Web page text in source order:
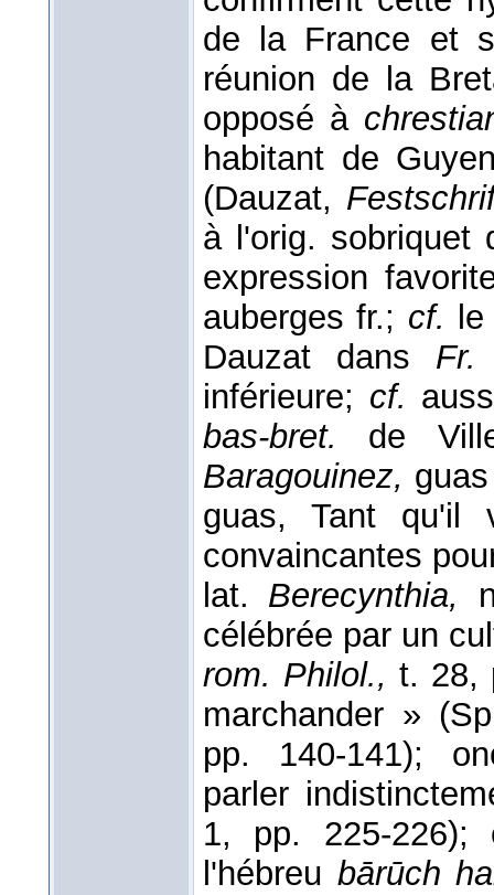
de la France et
réunion de la
opposé à
habitant de
(Dauzat,
à l'orig. sobriquet
expression
auberges fr.; cf.
Dauzat dans Fr.
inférieure; cf.
bas-bret.
de
Baragouinez,
guas, Tant qu'il
convaincantes
lat. Berecynthia,
célébrée par un
rom. Philol., t. 28,
marchander »
pp. 140-141);
parler
1, pp. 225-
l'hébreu bārūch